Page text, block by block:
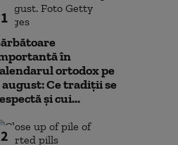
1
în
ortodox pe
august: Ce tradiții se
și cui...
2